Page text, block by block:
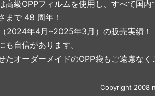
高級OPPフィルムを使用し、すべて国
まで 48 周年！
2024年4月~2025年3月）の販売実績！
も自信があります。
たオーダーメイドのOPP袋もご遠慮な
Copyright 2008